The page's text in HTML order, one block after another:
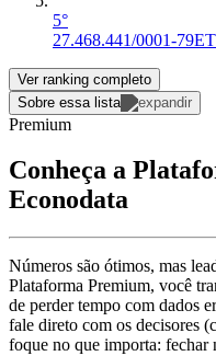
5°
27.468.441/0001-79
Ver ranking completo
Sobre essa lista
Premium
Conheça a
Econodata
Números são ótimos, mas
Plataforma Premium, você
de perder tempo com dados
fale direto com os decisores
foque no que importa: fechar